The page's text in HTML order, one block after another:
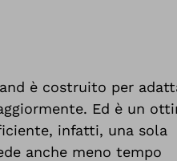
è costruito per
Ed è un
infatti, una sola
anche meno tempo